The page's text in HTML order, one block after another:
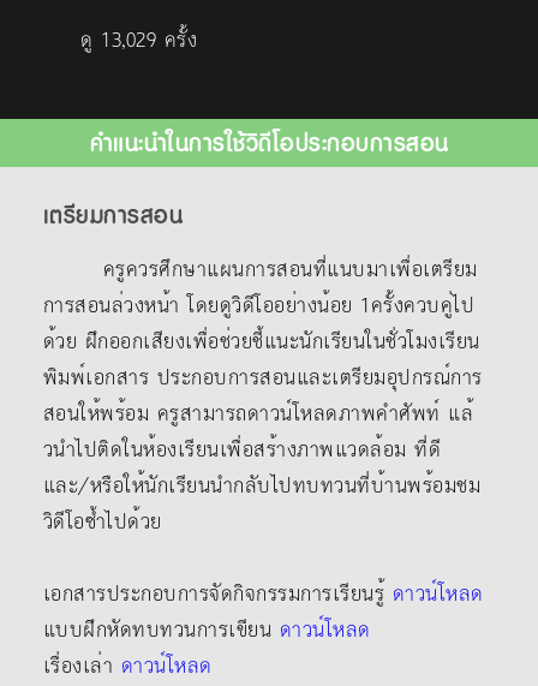
ดู 13,029 ครั้ง
คำแนะนำในการใช้วิดีโอประกอบการสอน
เตรียมการสอน
ครูควรศึกษาแผนการสอนที่แนบมาเพื่อเตรียม
การสอนล่วงหน้า โดยดูวิดีโออย่างน้อย 1ครั้งควบคู่ไป
ด้วย ฝึกออกเสียงเพื่อช่วยชี้แนะนักเรียนในชั่วโมงเรียน
พิมพ์เอกสาร ประกอบการสอนและเตรียมอุปกรณ์การ
สอนให้พร้อม ครูสามารถดาวน์โหลดภาพคําศัพท์ แล้
วนําไปติดในห้องเรียนเพื่อสร้างภาพแวดล้อม ที่ดี
และ/หรือให้นักเรียนนํากลับไปทบทวนที่บ้านพร้อมชม
วิดีโอซ้ำไปด้วย
เอกสารประกอบการจัดกิจกรรมการเรียนรู้ ดาวน์โหลด
แบบฝึกหัดทบทวนการเขียน ดาวน์โหลด
เรื่องเล่า ดาวน์โหลด